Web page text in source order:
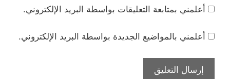
أعلمني بمتابعة التعليقات بواسطة البريد الإلكتروني.
أعلمني بالمواضيع الجديدة بواسطة البريد الإلكتروني.